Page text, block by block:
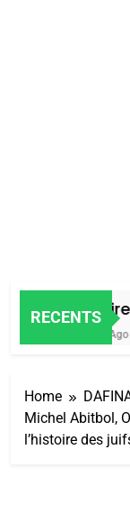
RECENTS
Histoire
4 Jours Ago
Home
Michel Abitbol,
l’histoire des